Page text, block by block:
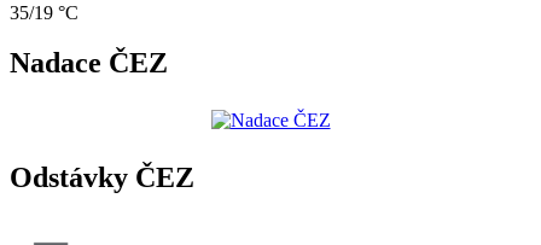
35/19 °C
Nadace ČEZ
Odstávky ČEZ